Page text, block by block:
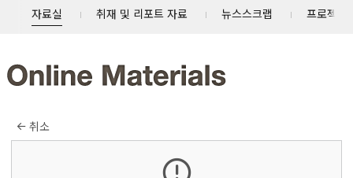
자료실 취재 및 리포트 자료 뉴스스크랩 프로젝트
취소